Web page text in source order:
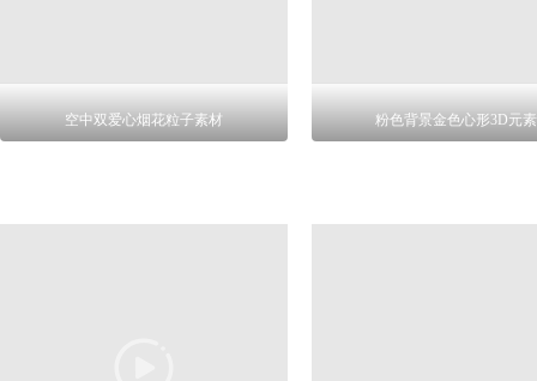
空中双爱心烟花粒子素材 粉色背景金色心形3D元素